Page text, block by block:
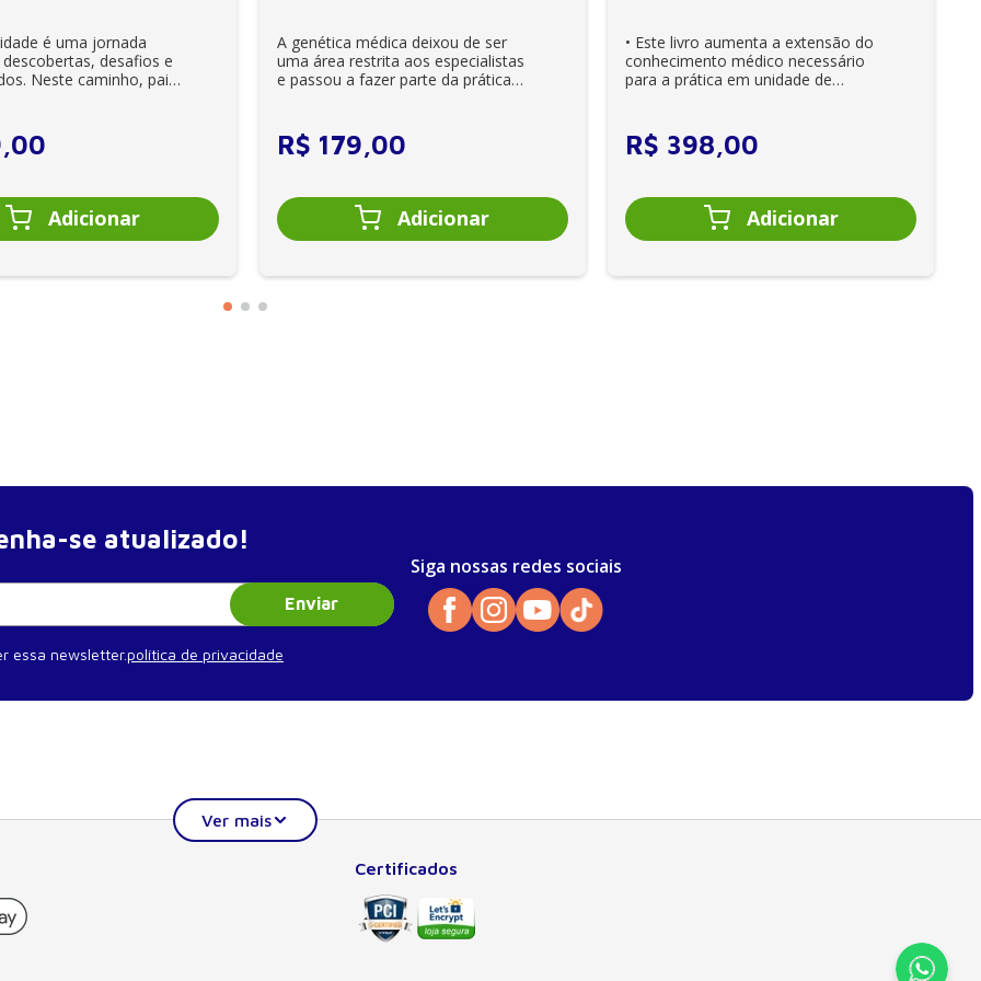
do cérebro e saúde mental satisfatórios
em pessoas com transtornos psiquiátricos
na prática clínica
transformador da psiquiatria do estilo de vida
é uma jornada
desafios e
Neste caminho, pais
,00
A genética médica deixou de ser
uma área restrita aos especialistas
e passou a fazer parte da prática
R$ 179,00
• Este livro aumenta a extensão do
conhecimento médico necessário
para a prática em unidade de
R$ 398,00
se atualizado!
Enviar
essa newsletter.política de privacidade
Siga nossas redes sociais
Ajuda
Minha conta
Meus pedidos
Certificados